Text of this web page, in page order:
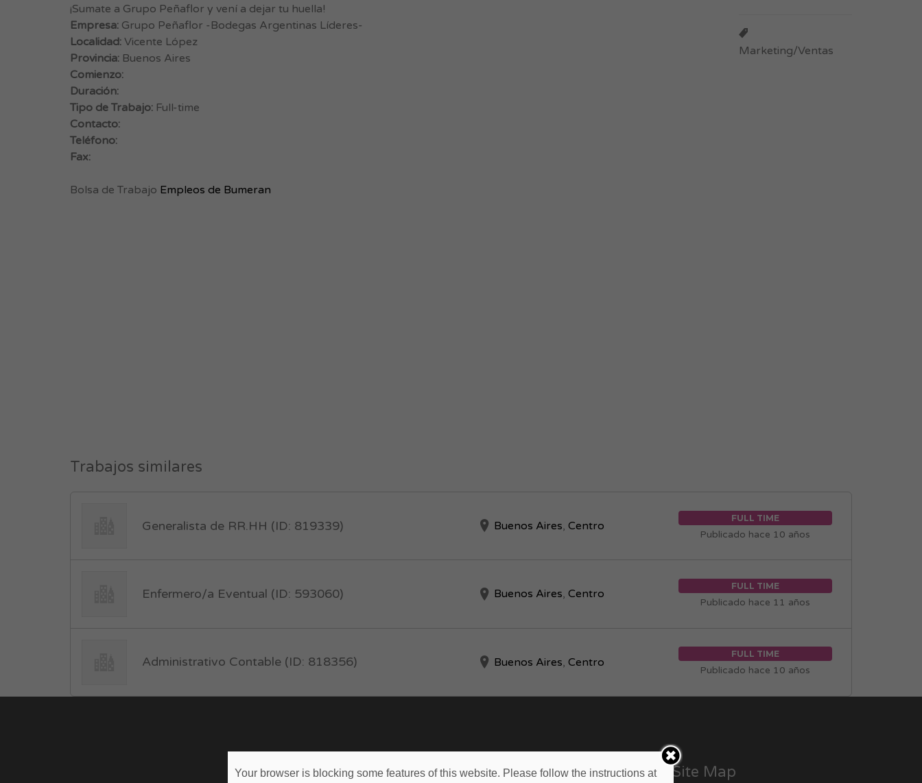
¡Sumate a Grupo Peñaflor y vení a dejar tu huella!
Empresa: Grupo Peñaflor -Bodegas Argentinas Líderes-
Localidad: Vicente López
Provincia: Buenos Aires
Comienzo:
Duración:
Tipo de Trabajo: Full-time
Contacto:
Teléfono:
Fax:
Bolsa de Trabajo Empleos de Bumeran
Marketing/Ventas
Trabajos similares
Generalista de RR.HH (ID: 819339) Buenos Aires, Centro
FULL TIME
Publicado hace 10 años
Enfermero/a Eventual (ID: 593060) Buenos Aires, Centro
FULL TIME
Publicado hace 11 años
Administrativo Contable (ID: 818356) Buenos Aires, Centro
FULL TIME
Publicado hace 10 años
Site Map
Your browser is blocking some features of this website. Please follow the instructions at